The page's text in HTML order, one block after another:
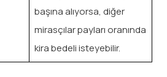
başına alıyorsa, diğer
mirasçılar payları oranında
kira bedeli isteyebilir.